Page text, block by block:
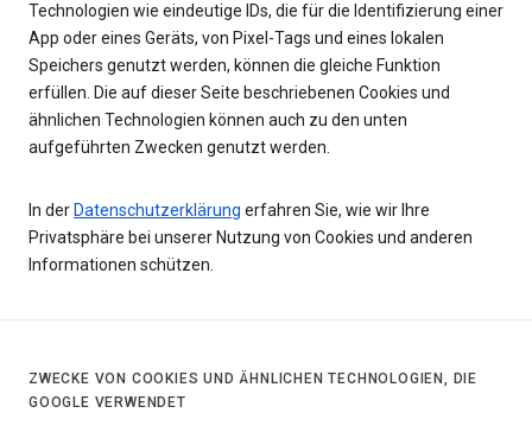
Technologien wie eindeutige IDs, die für die Identifizierung einer
App oder eines Geräts, von Pixel-Tags und eines lokalen
Speichers genutzt werden, können die gleiche Funktion
erfüllen. Die auf dieser Seite beschriebenen Cookies und
ähnlichen Technologien können auch zu den unten
aufgeführten Zwecken genutzt werden.
In der Datenschutzerklärung erfahren Sie, wie wir Ihre
Privatsphäre bei unserer Nutzung von Cookies und anderen
Informationen schützen.
ZWECKE VON COOKIES UND ÄHNLICHEN TECHNOLOGIEN, DIE
GOOGLE VERWENDET